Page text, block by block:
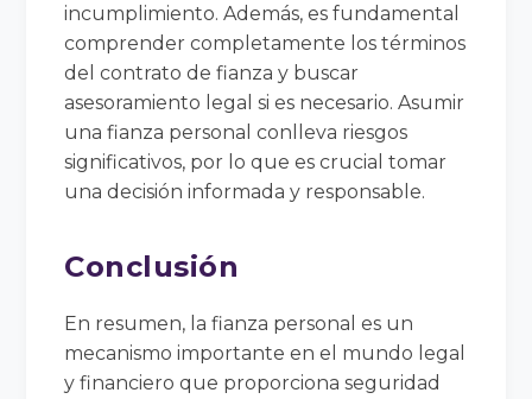
incumplimiento. Además, es fundamental
comprender completamente los términos
del contrato de fianza y buscar
asesoramiento legal si es necesario. Asumir
una fianza personal conlleva riesgos
significativos, por lo que es crucial tomar
una decisión informada y responsable.
Conclusión
En resumen, la fianza personal es un
mecanismo importante en el mundo legal
y financiero que proporciona seguridad